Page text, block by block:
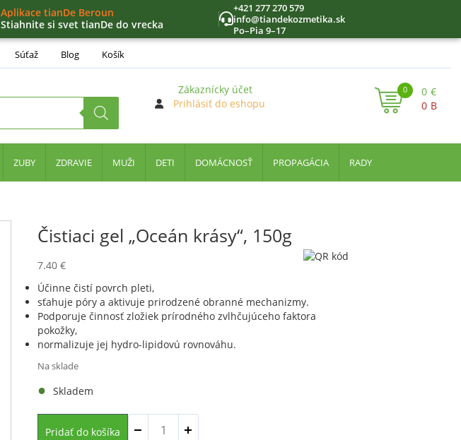
Aplikace tianDe Beroun
Stiahnite si svet tianDe do vrecka
+421 277 270 579
info@tiandekozmetika.sk
Po–Pia 9–17
Súťaž Blog Košík
Zákaznícky účet
Prihlásiť do eshopu
0 0 €
B
0
ZUBY ZDRAVIE MUŽI DETI DOMÁCNOSŤ PROPAGÁCIA RADY
Čistiaci gel „Oceán krásy“, 150g
7.40€
Účinne čistí povrch pleti,
sťahuje póry a aktivuje prirodzené obranné mechanizmy.
Podporuje činnosť zložiek prírodného zvlhčujúceho faktora
pokožky,
normalizuje jej hydro-lipidovú rovnováhu.
Na sklade
Skladem
Pridať do košíka